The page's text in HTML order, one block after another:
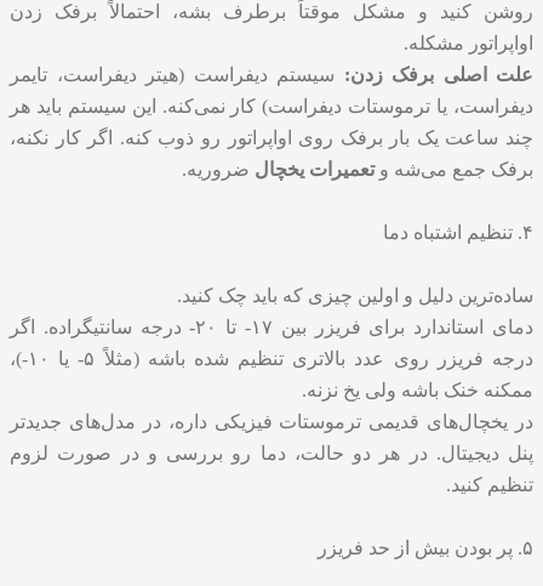
روشن کنید و مشکل موقتاً برطرف بشه، احتمالاً برفک زدن
اواپراتور مشکله.
علت اصلی برفک زدن: سیستم دیفراست (هیتر دیفراست، تایمر
دیفراست، یا ترموستات دیفراست) کار نمی‌کنه. این سیستم باید هر
چند ساعت یک بار برفک روی اواپراتور رو ذوب کنه. اگر کار نکنه،
برفک جمع می‌شه وتعمیرات یخچال ضروریه.
۴. تنظیم اشتباه دما
ساده‌ترین دلیل و اولین چیزی که باید چک کنید.
دمای استاندارد برای فریزر بین ۱۷- تا ۲۰- درجه سانتیگراده. اگر
درجه فریزر روی عدد بالاتری تنظیم شده باشه (مثلاً ۵- یا ۱۰-)،
ممکنه خنک باشه ولی یخ نزنه.
در یخچال‌های قدیمی ترموستات فیزیکی داره، در مدل‌های جدیدتر
پنل دیجیتال. در هر دو حالت، دما رو بررسی و در صورت لزوم
تنظیم کنید.
۵. پر بودن بیش از حد فریزر